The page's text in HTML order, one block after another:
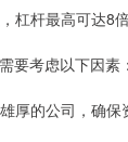
杠杆最高可达8
要考虑以下因素：
厚的公司，确保